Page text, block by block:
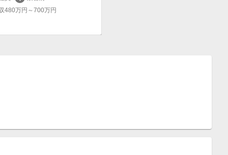
480万円～700万円